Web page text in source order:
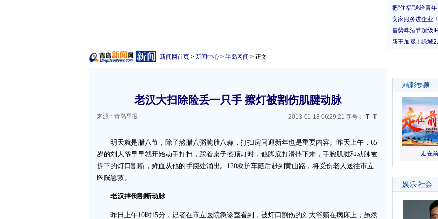
新闻网首页 > 新闻中心 > 半岛网闻 > 正文
老汉大扫除险丢一只手 擦灯被割伤肌腱动脉
来源：青岛早报 -- 2013-01-18 06:29:21 字号： T T
明天就是腊八节，除了熬腊八粥腌腊八蒜，打扫房间迎新年也是重要内容。昨天上午，65
岁的刘大爷早早就开始动手打扫，踩着桌子擦顶灯时，他脚底打滑摔下来，手腕肌腱和动脉被
拆下的灯口割断，鲜血从他的手腕处涌出。120救护车随后赶到黄山路，将受伤老人送往市立
医院急救。
老汉摔倒割断动脉
昨日上午10时15分，记者在市立医院急诊室看到，被灯口割伤的刘大爷躺在病床上，虽然